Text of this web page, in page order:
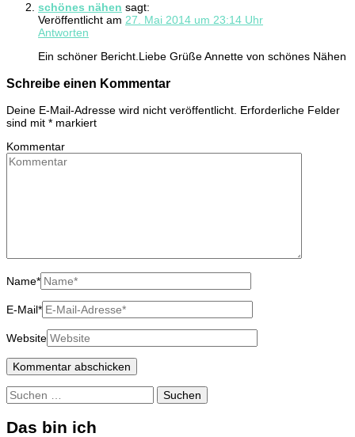
schönes nähen sagt:
Veröffentlicht am 27. Mai 2014 um 23:14 Uhr
Antworten
Ein schöner Bericht.Liebe Grüße Annette von schönes Nähen
Schreibe einen Kommentar
Deine E-Mail-Adresse wird nicht veröffentlicht. Erforderliche Felder
sind mit * markiert
Kommentar
Name*
E-Mail*
Website
Suchen
nach:
Das bin ich